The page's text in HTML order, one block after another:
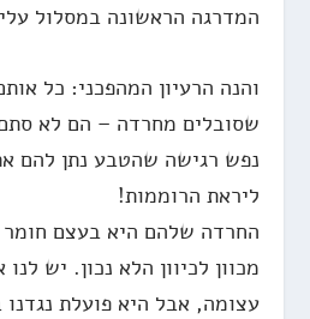
המדרגה הראשונה במסלול
שסובלים מחרדה – הם לא
נפש רגישה שהטבע נתן להם
ליראת הרוממות!
החרדה שלהם היא בעצם
מכוון לכיוון הלא נכון. יש
עצומה, אבל היא פועלת